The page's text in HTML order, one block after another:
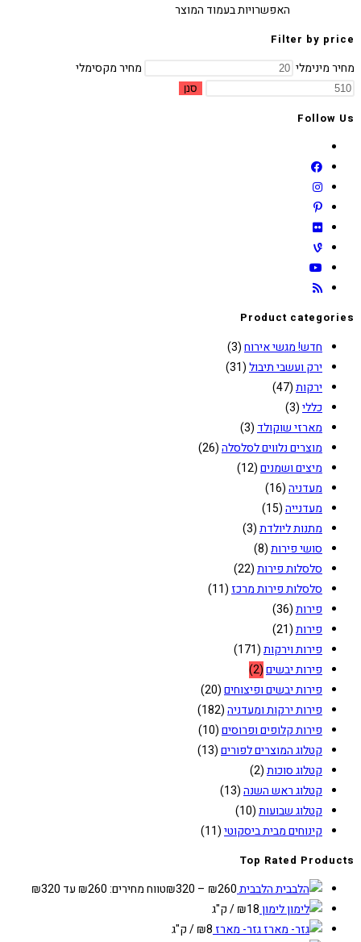
האפשרויות בעמוד המוצר
Filter by price
מחיר מינימלי מחיר מקסימלי
סנן
Follow Us
Product categories
חדש! מגשי אירוח(3)
ירק ועשבי תיבול(31)
ירקות(47)
כללי(3)
מארזי שוקולד (3)
מוצרים נלווים לסלסלה(26)
מיצים ושמנים(12)
מעדניה(16)
מעדנייה(15)
מתנות ליולדת(3)
סושי פירות(8)
סלסלות פירות(22)
סלסלות פירות מרכז (11)
פירות(36)
פירות(21)
פירות וירקות(171)
פירות יבשים(2)
פירות יבשים ופיצוחים(20)
פירות ירקות ומעדניה(182)
פירות קלופים ופרוסים(10)
קטלוג המוצרים לפורים(13)
קטלוג סוכות(2)
קטלוג ראש השנה(13)
קטלוג שבועות(10)
קינוחים מבית ביסקוטי(11)
Top Rated Products
הלבבית ₪260
–
₪320
טווח מחירים: ⁦₪260⁩ עד ⁦₪320⁩
לימון
₪18
/ ק"ג
גזר- מארז
₪8
/ ק"ג